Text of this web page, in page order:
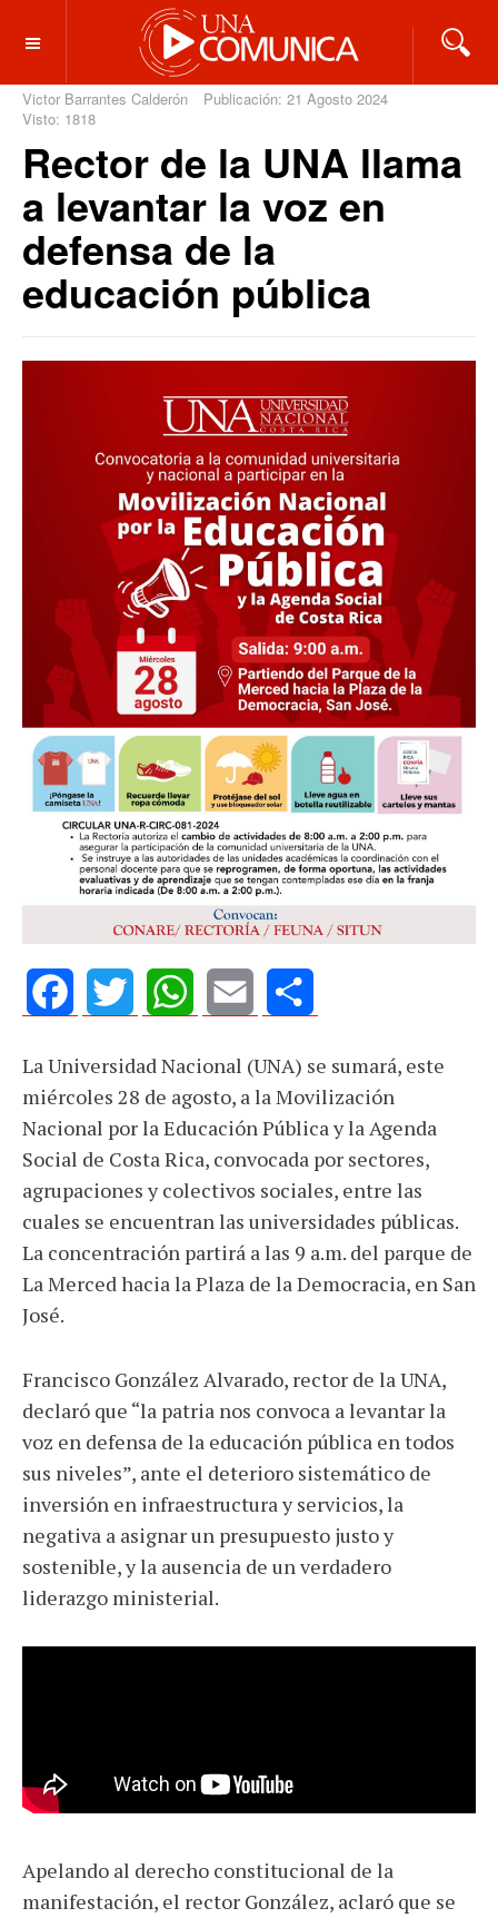
OFF CANVAS
Victor Barrantes Calderón
Publicación: 21 Agosto 2024
Visto: 1818
Rector de la UNA llama
a levantar la voz en
defensa de la
educación pública
La Universidad Nacional (UNA) se sumará, este
miércoles 28 de agosto, a la Movilización
Nacional por la Educación Pública y la Agenda
Social de Costa Rica, convocada por sectores,
agrupaciones y colectivos sociales, entre las
cuales se encuentran las universidades públicas.
La concentración partirá a las 9 a.m. del parque de
La Merced hacia la Plaza de la Democracia, en San
José.
Francisco González Alvarado, rector de la UNA,
declaró que “la patria nos convoca a levantar la
voz en defensa de la educación pública en todos
sus niveles”, ante el deterioro sistemático de
inversión en infraestructura y servicios, la
negativa a asignar un presupuesto justo y
sostenible, y la ausencia de un verdadero
liderazgo ministerial.
Apelando al derecho constitucional de la
manifestación, el rector González, aclaró que se